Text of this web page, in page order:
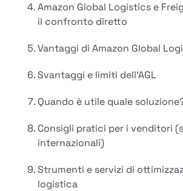
Amazon Global Logistics e
il confronto diretto
Vantaggi di Amazon Global
Svantaggi e limiti dell'AGL
Quando è utile quale
Consigli pratici per i venditori
internazionali)
Strumenti e servizi di
logistica